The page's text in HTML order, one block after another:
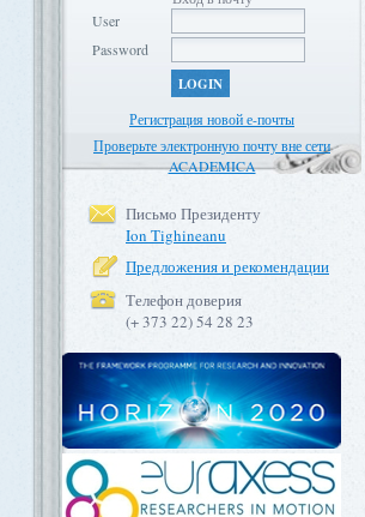
User
Password
LOGIN
Регистрация новой е-почты
Проверьте электронную почту вне сети
ACADEMICA
Письмо Президенту
Ion Tighineanu
Предложения и рекомендации
Телефон доверия
(+ 373 22) 54 28 23